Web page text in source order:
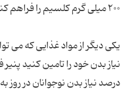
۲۰۰ میلی گرم کلسیم را فراهم کند.
یکی دیگر از مواد غذایی که می
درصد نیاز بدن نوجوانان در